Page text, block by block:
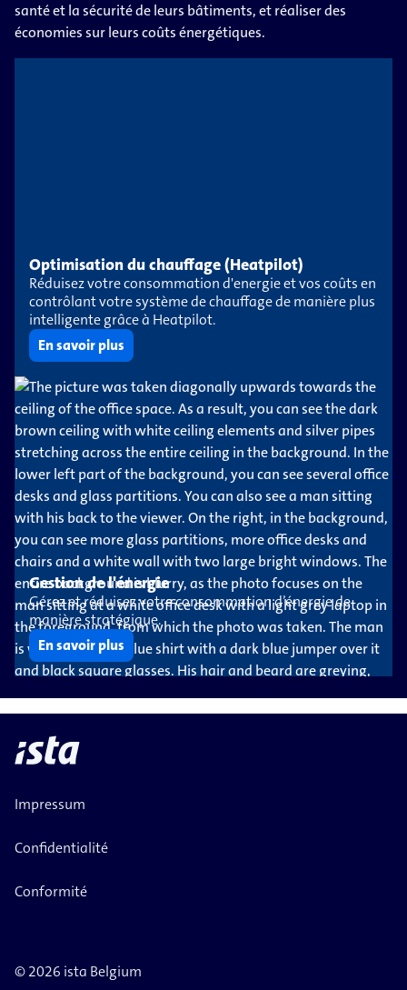
santé et la sécurité de leurs bâtiments, et réaliser des
économies sur leurs coûts énergétiques.
Optimisation du chauffage (Heatpilot)
Réduisez votre consommation d'energie et vos coûts en
contrôlant votre système de chauffage de manière plus
intelligente grâce à Heatpilot.
En savoir plus
Gestion de l'énergie
Gérez et réduisez votre consommation d’énergie de
manière stratégique.
En savoir plus
Impressum
Confidentialité
Conformité
© 2026 ista Belgium